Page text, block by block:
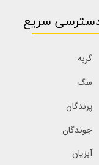
سریع
گربه
سگ
پرندگان
جوندگان
آبزیان